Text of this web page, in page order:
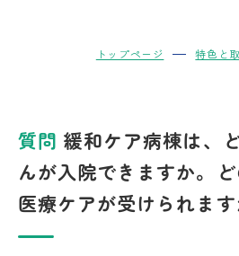
トップページ 特色と
質問 緩和ケア病棟は、
んが入院できますか。
医療ケアが受けられま